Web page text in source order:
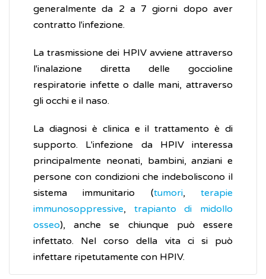
generalmente da 2 a 7 giorni dopo aver
contratto l'infezione.
La trasmissione dei HPIV avviene attraverso
l'inalazione diretta delle goccioline
respiratorie infette o dalle mani, attraverso
gli occhi e il naso.
La diagnosi è clinica e il trattamento è di
supporto. L'infezione da HPIV interessa
principalmente neonati, bambini, anziani e
persone con condizioni che indeboliscono il
sistema immunitario (tumori,terapie
immunosoppressive, trapianto di midollo
osseo), anche se chiunque può essere
infettato. Nel corso della vita ci si può
infettare ripetutamente con HPIV.